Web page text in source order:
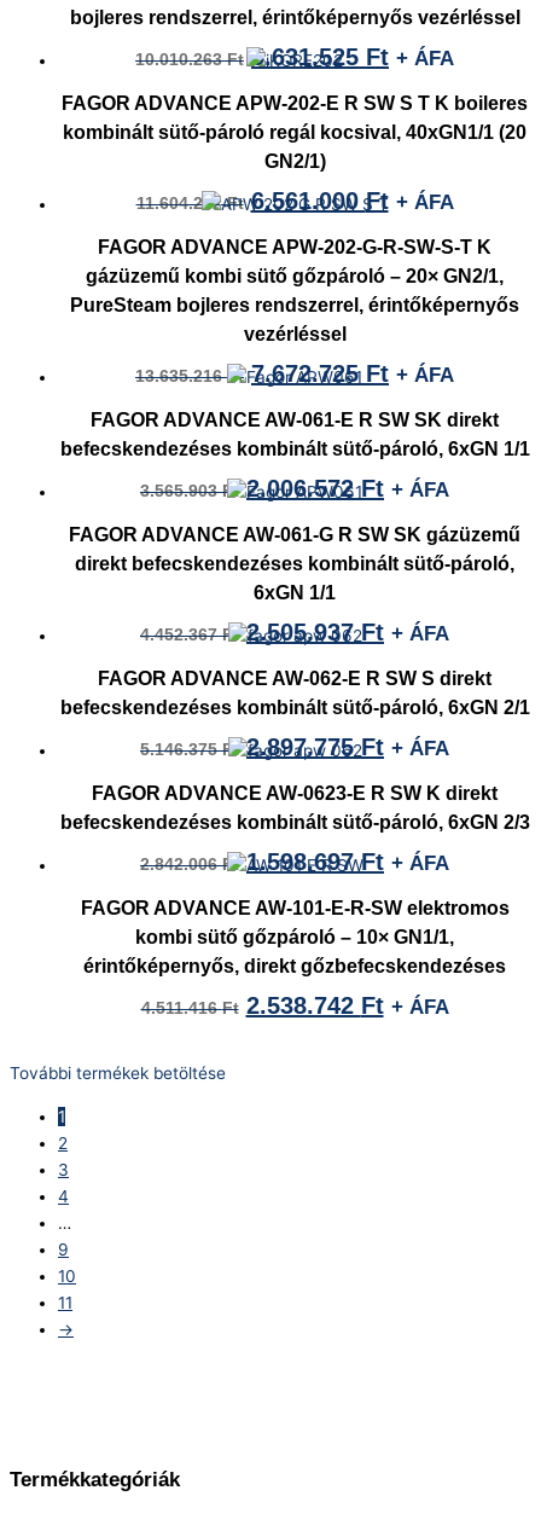
Termékkategóriák
bojleres rendszerrel, érintőképernyős vezérléssel
10.010.263Ft 5.631.525 Ft + ÁFA
FAGOR ADVANCE APW-202-E R SW S T K boileres
kombinált sütő-pároló regál kocsival, 40xGN1/1 (20
GN2/1)
11.604.222Ft 6.561.000Ft + ÁFA
FAGOR ADVANCE APW-202-G-R-SW-S-T K
gázüzemű kombi sütő gőzpároló – 20× GN2/1,
PureSteam bojleres rendszerrel, érintőképernyős
vezérléssel
13.635.216Ft 7.672.725 Ft + ÁFA
FAGOR ADVANCE AW-061-E R SW SK direkt
befecskendezéses kombinált sütő-pároló, 6xGN 1/1
3.565.903Ft 2.006.572Ft + ÁFA
FAGOR ADVANCE AW-061-G R SW SK gázüzemű
direkt befecskendezéses kombinált sütő-pároló,
6xGN 1/1
4.452.367Ft 2.505.937Ft + ÁFA
FAGOR ADVANCE AW-062-E R SW S direkt
befecskendezéses kombinált sütő-pároló, 6xGN 2/1
5.146.375Ft 2.897.775Ft + ÁFA
FAGOR ADVANCE AW-0623-E R SW K direkt
befecskendezéses kombinált sütő-pároló, 6xGN 2/3
2.842.006Ft 1.598.697Ft + ÁFA
FAGOR ADVANCE AW-101-E-R-SW elektromos
kombi sütő gőzpároló – 10× GN1/1,
érintőképernyős, direkt gőzbefecskendezéses
4.511.416Ft 2.538.742 Ft + ÁFA
További termékek betöltése
1
2
3
4
…
9
10
11
→